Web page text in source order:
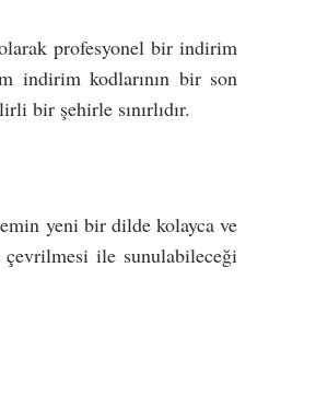
profesyonel bir indirim
indirim kodlarının bir son
bir şehirle sınırlıdır.
yeni bir dilde kolayca ve
ile sunulabileceği